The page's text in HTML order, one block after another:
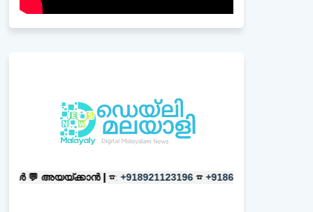
| ☎: +918921123196 ☎ +918606657037 പരസ്യങ്ങൾക്ക്